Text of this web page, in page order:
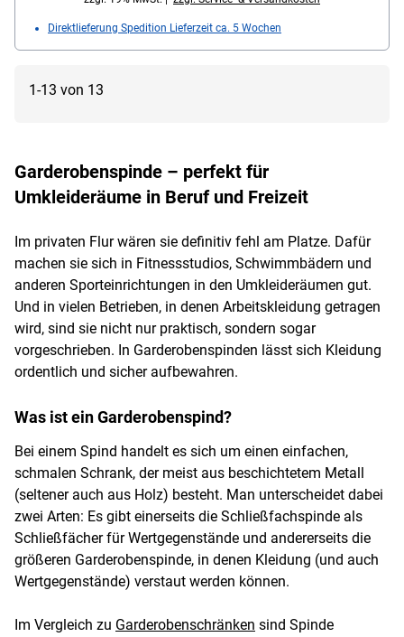
Direktlieferung Spedition Lieferzeit ca. 5 Wochen
1-13 von 13
Garderobenspinde – perfekt für
Umkleideräume in Beruf und Freizeit
Im privaten Flur wären sie definitiv fehl am Platze. Dafür
machen sie sich in Fitnessstudios, Schwimmbädern und
anderen Sporteinrichtungen in den Umkleideräumen gut.
Und in vielen Betrieben, in denen Arbeitskleidung getragen
wird, sind sie nicht nur praktisch, sondern sogar
vorgeschrieben. In Garderobenspinden lässt sich Kleidung
ordentlich und sicher aufbewahren.
Was ist ein Garderobenspind?
Bei einem Spind handelt es sich um einen einfachen,
schmalen Schrank, der meist aus beschichtetem Metall
(seltener auch aus Holz) besteht. Man unterscheidet dabei
zwei Arten: Es gibt einerseits die Schließfachspinde als
Schließfächer für Wertgegenstände und andererseits die
größeren Garderobenspinde, in denen Kleidung (und auch
Wertgegenstände) verstaut werden können.
Im Vergleich zu Garderobenschränken sind Spinde